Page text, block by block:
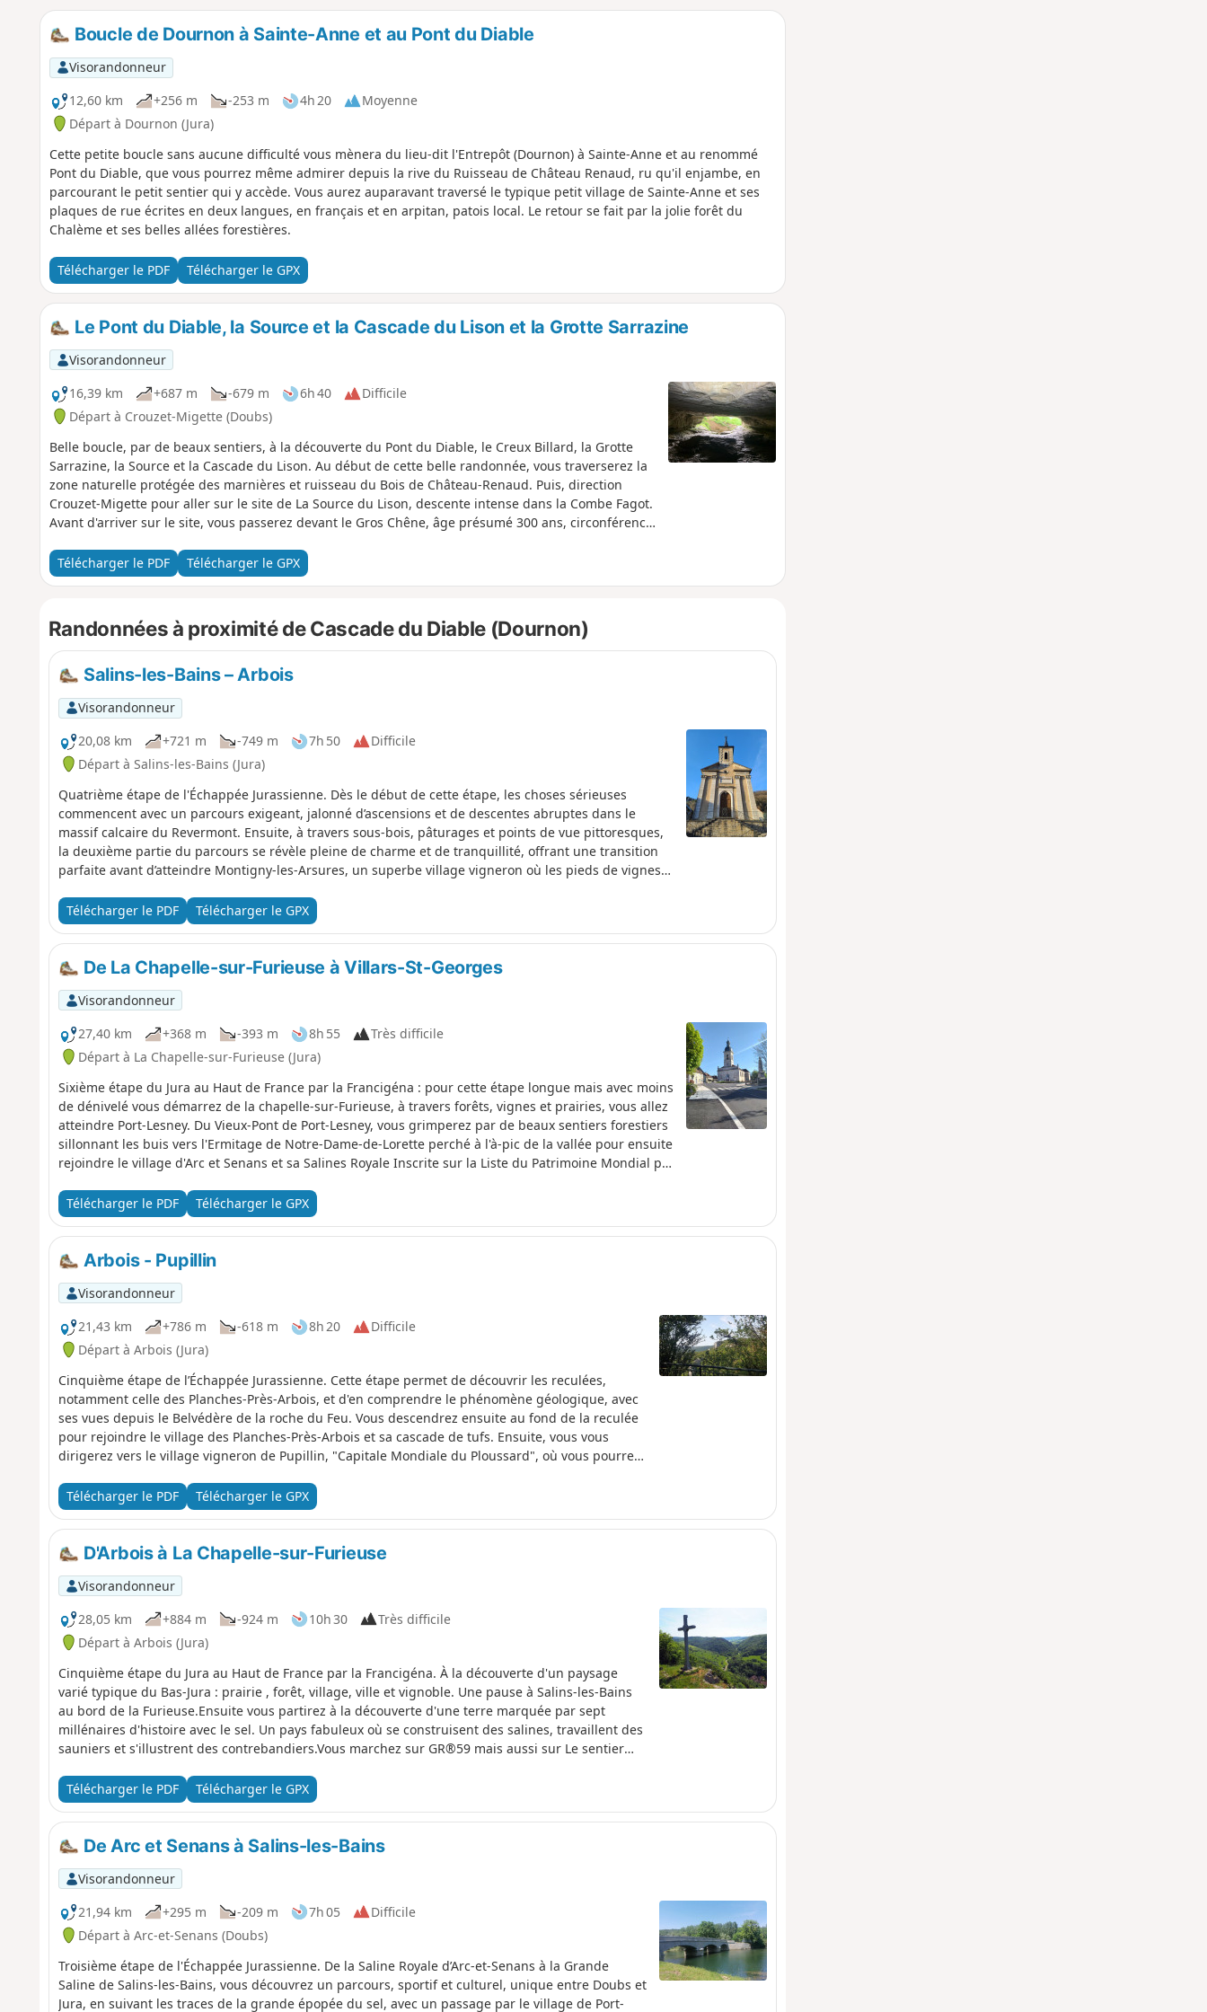
Boucle de Dournon à Sainte-Anne et au Pont du Diable
Visorandonneur
12,60 km
+256 m -253 m 4h 20
Moyenne
Départ à Dournon (Jura)
Cette petite boucle sans aucune difficulté vous mènera du lieu-dit l'Entrepôt (Dournon) à Sainte-Anne et au renommé
Pont du Diable, que vous pourrez même admirer depuis la rive du Ruisseau de Château Renaud, ru qu'il enjambe, en
parcourant le petit sentier qui y accède. Vous aurez auparavant traversé le typique petit village de Sainte-Anne et ses
plaques de rue écrites en deux langues, en français et en arpitan, patois local. Le retour se fait par la jolie forêt du
Chalème et ses belles allées forestières.
Télécharger le PDF Télécharger le GPX
Le Pont du Diable, la Source et la Cascade du Lison et la Grotte Sarrazine
Visorandonneur
16,39 km
+687 m -679 m 6h 40
Difficile
Départ à Crouzet-Migette (Doubs)
Belle boucle, par de beaux sentiers, à la découverte du Pont du Diable, le Creux Billard, la Grotte
Sarrazine, la Source et la Cascade du Lison. Au début de cette belle randonnée, vous traverserez la
zone naturelle protégée des marnières et ruisseau du Bois de Château-Renaud. Puis, direction
Crouzet-Migette pour aller sur le site de La Source du Lison, descente intense dans la Combe Fagot.
Avant d'arriver sur le site, vous passerez devant le Gros Chêne, âge présumé 300 ans, circonférence
la Source est interdit) puis pause à la Cascade du Lison, et un aller-retour à la Grotte Sarrazine
(lampe frontale nécessaire). Puis retour en longeant le Lison, bel instant de repos avant une forte
Télécharger le PDF Télécharger le GPX
Randonnées à proximité de Cascade du Diable (Dournon)
Salins-les-Bains – Arbois
Visorandonneur
20,08 km
+721 m -749 m 7h 50
Difficile
Départ à Salins-les-Bains (Jura)
Quatrième étape de l'Échappée Jurassienne. Dès le début de cette étape, les choses sérieuses
commencent avec un parcours exigeant, jalonné d’ascensions et de descentes abruptes dans le
massif calcaire du Revermont. Ensuite, à travers sous-bois, pâturages et points de vue pittoresques,
la deuxième partie du parcours se révèle pleine de charme et de tranquillité, offrant une transition
parfaite avant d’atteindre Montigny-les-Arsures, un superbe village vigneron où les pieds de vignes
Vins du Jura. Louis Pasteur y avait sa maison familiale, toujours ouverte aux visites. Cette ville haute
en couleur regorge de caveaux de dégustation de Vins du Jura et de bonnes adresses pour les
amateurs de gastronomie.
Télécharger le PDF Télécharger le GPX
De La Chapelle-sur-Furieuse à Villars-St-Georges
Visorandonneur
27,40 km
+368 m -393 m 8h 55
Très difficile
Départ à La Chapelle-sur-Furieuse (Jura)
Sixième étape du Jura au Haut de France par la Francigéna : pour cette étape longue mais avec moins
de dénivelé vous démarrez de la chapelle-sur-Furieuse, à travers forêts, vignes et prairies, vous allez
atteindre Port-Lesney. Du Vieux-Pont de Port-Lesney, vous grimperez par de beaux sentiers forestiers
sillonnant les buis vers l'Ermitage de Notre-Dame-de-Lorette perché à l'à-pic de la vallée pour ensuite
rejoindre le village d'Arc et Senans et sa Salines Royale Inscrite sur la Liste du Patrimoine Mondial par
production de sel, construite sous l’impulsion du roi Louis XV, entre 1775 et 1779. S'en suit ensuite un
parcours forestier vous conduit au Signal (467 m), point culminant de cette étape. Vous descendez
ensuite par de beaux chemins forestiers assez vallonnés, avec quelques ouvertures paysagères sur
l'immense forêt domaniale voisine, vers la vallée du Doubs.
Télécharger le PDF Télécharger le GPX
Arbois - Pupillin
Visorandonneur
21,43 km
+786 m -618 m 8h 20
Difficile
Départ à Arbois (Jura)
Cinquième étape de l’Échappée Jurassienne. Cette étape permet de découvrir les reculées,
notamment celle des Planches-Près-Arbois, et d'en comprendre le phénomène géologique, avec
ses vues depuis le Belvédère de la roche du Feu. Vous descendrez ensuite au fond de la reculée
pour rejoindre le village des Planches-Près-Arbois et sa cascade de tufs. Ensuite, vous vous
dirigerez vers le village vigneron de Pupillin, "Capitale Mondiale du Ploussard", où vous pourrez
Télécharger le PDF
Télécharger le GPX
D'Arbois à La Chapelle-sur-Furieuse
Visorandonneur
28,05 km
+884 m -924 m 10h 30
Très difficile
Départ à Arbois (Jura)
Cinquième étape du Jura au Haut de France par la Francigéna. À la découverte d'un paysage
varié typique du Bas-Jura : prairie , forêt, village, ville et vignoble. Une pause à Salins-les-Bains
au bord de la Furieuse.Ensuite vous partirez à la découverte d'une terre marquée par sept
millénaires d'histoire avec le sel. Un pays fabuleux où se construisent des salines, travaillent des
sauniers et s'illustrent des contrebandiers.Vous marchez sur GR®59 mais aussi sur Le sentier
bois qui permettait à la Saline Royale d'Arc et Senans de recevoir la saumure extraite depuis la
Saline de Salins les Bains, aujourd'hui toutes deux classées au patrimoine mondial de l'UNESCO.
Pour cette étape, vous arrêtez à la Chapelle Furieuse ou vous pourrez croquer la pomme des
vergers des alentours appelée « la belle fille de Salins ».
Télécharger le PDF Télécharger le GPX
De Arc et Senans à Salins-les-Bains
Visorandonneur
21,94 km
+295 m -209 m 7h 05
Difficile
Départ à Arc-et-Senans (Doubs)
Troisième étape de l'Échappée Jurassienne. De la Saline Royale d’Arc-et-Senans à la Grande
Saline de Salins-les-Bains, vous découvrez un parcours, sportif et culturel, unique entre Doubs et
Jura, en suivant les traces de la grande épopée du sel, avec un passage par le village de Port-